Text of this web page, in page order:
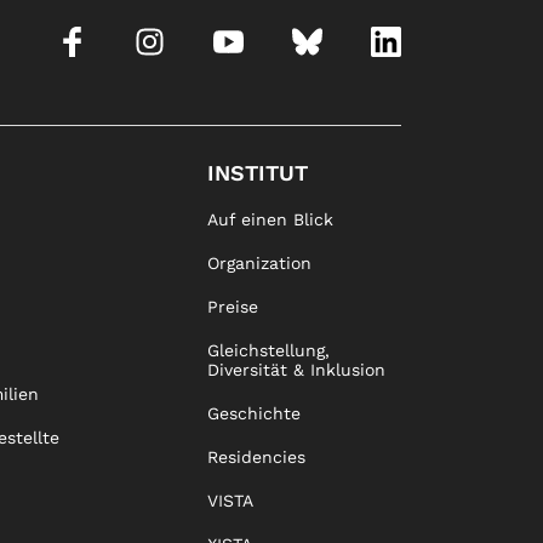
INSTITUT
Auf einen Blick
Organization
Preise
Gleichstellung,
Diversität & Inklusion
Geschichte
Residencies
VISTA